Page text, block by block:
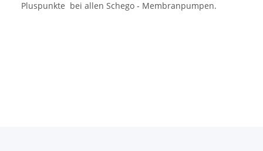
Pluspunkte bei allen Schego - Membranpumpen.